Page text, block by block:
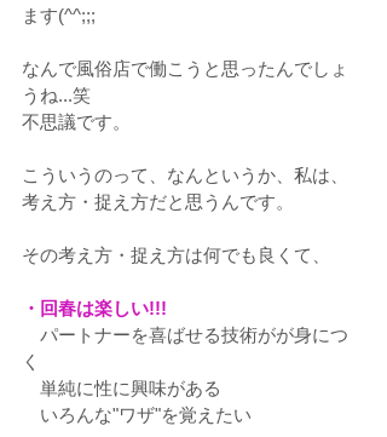
ます(^^;;;
なんで風俗店で働こうと思ったんでしょ
うね...笑
不思議です。
こういうのって、なんというか、私は、
考え方・捉え方だと思うんです。
その考え方・捉え方は何でも良くて、
・回春は楽しい!!!
パートナーを喜ばせる技術がが身につ
く
単純に性に興味がある
いろんな"ワザ"を覚えたい